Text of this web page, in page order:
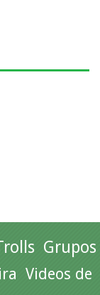
Grupos
Videos de